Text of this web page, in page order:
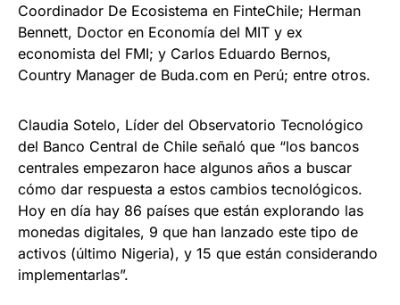
Coordinador De Ecosistema en FinteChile; Herman
Bennett, Doctor en Economía del MIT y ex
economista del FMI; y Carlos Eduardo Bernos,
Country Manager de Buda.com en Perú; entre otros.
Claudia Sotelo, Líder del Observatorio Tecnológico
del Banco Central de Chile señaló que “los bancos
centrales empezaron hace algunos años a buscar
cómo dar respuesta a estos cambios tecnológicos.
Hoy en día hay 86 países que están explorando las
monedas digitales, 9 que han lanzado este tipo de
activos (último Nigeria), y 15 que están considerando
implementarlas”.